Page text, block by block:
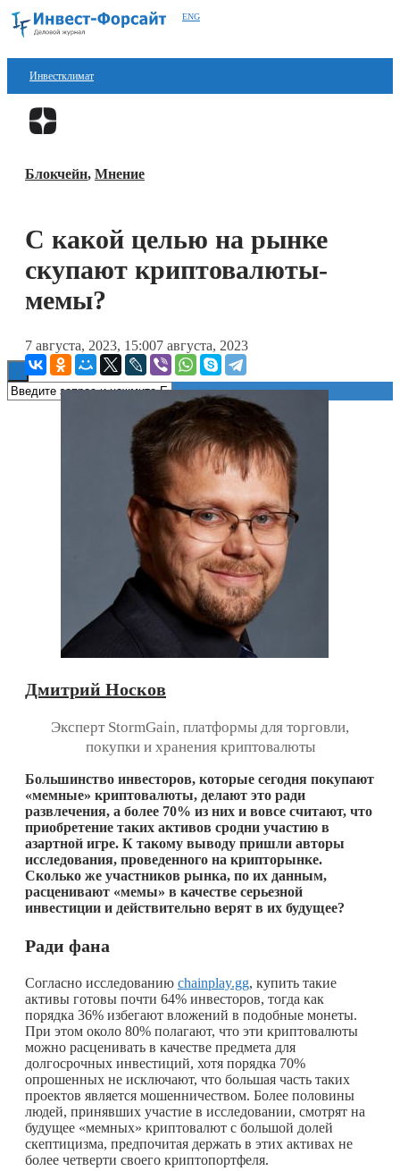
ENG
Инвестклимат
Финансы
Блокчейн
Блокчейн, Мнение
С какой целью на рынке
скупают криптовалюты-
мемы?
7 августа, 2023, 15:007 августа, 2023
Дмитрий Носков
Эксперт StormGain, платформы для торговли,
покупки и хранения криптовалюты
Большинство инвесторов, которые сегодня покупают
«мемные» криптовалюты, делают это ради
развлечения, а более 70% из них и вовсе считают, что
приобретение таких активов сродни участию в
азартной игре. К такому выводу пришли авторы
исследования, проведенного на крипторынке.
Сколько же участников рынка, по их данным,
расценивают «мемы» в качестве серьезной
инвестиции и действительно верят в их будущее?
Ради фана
Согласно исследованию chainplay.gg, купить такие
активы готовы почти 64% инвесторов, тогда как
порядка 36% избегают вложений в подобные монеты.
При этом около 80% полагают, что эти криптовалюты
можно расценивать в качестве предмета для
долгосрочных инвестиций, хотя порядка 70%
опрошенных не исключают, что большая часть таких
проектов является мошенничеством. Более половины
людей, принявших участие в исследовании, смотрят на
будущее «мемных» криптовалют с большой долей
скептицизма, предпочитая держать в этих активах не
более четверти своего криптопортфеля.